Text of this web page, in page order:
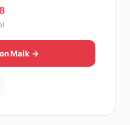
Männer-Lifestyle-
Raum aufgebaut.
als geradlinig: Die
stand er in der
dazugehört. Die andere
Maik →